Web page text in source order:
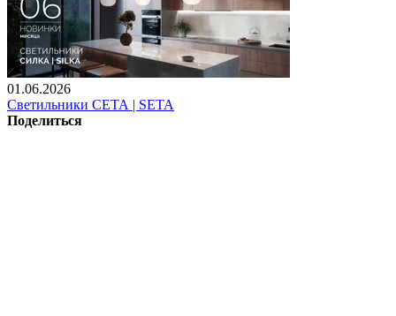
01.06.2026
Светильники СЕТА | SETA
Поделиться